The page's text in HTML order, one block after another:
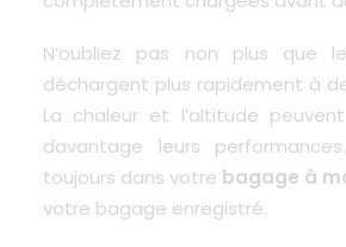
N’oubliez pas non plus que
déchargent plus rapidement à
La chaleur et l’altitude
davantage leurs
toujours dans votre bagage à
votre bagage enregistré.